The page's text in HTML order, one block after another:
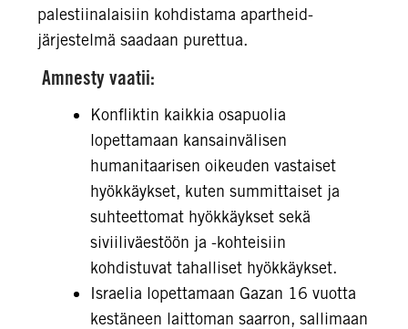
palestiinalaisiin kohdistama apartheid-
järjestelmä saadaan purettua.
Amnesty vaatii:
Konfliktin kaikkia osapuolia
lopettamaan kansainvälisen
humanitaarisen oikeuden vastaiset
hyökkäykset, kuten summittaiset ja
suhteettomat hyökkäykset sekä
siviiliväestöön ja -kohteisiin
kohdistuvat tahalliset hyökkäykset.
Israelia lopettamaan Gazan 16 vuotta
kestäneen laittoman saarron, sallimaan